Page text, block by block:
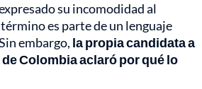
su incomodidad al
es parte de un lenguaje
embargo, la propia candidata a
Colombia aclaró por qué lo